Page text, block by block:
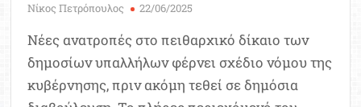
Νίκος Πετρόπουλος 22/06/2025
Νέες ανατροπές στο πειθαρχικό δίκαιο των
δημοσίων υπαλλήλων φέρνει σχέδιο νόμου της
κυβέρνησης, πριν ακόμη τεθεί σε δημόσια